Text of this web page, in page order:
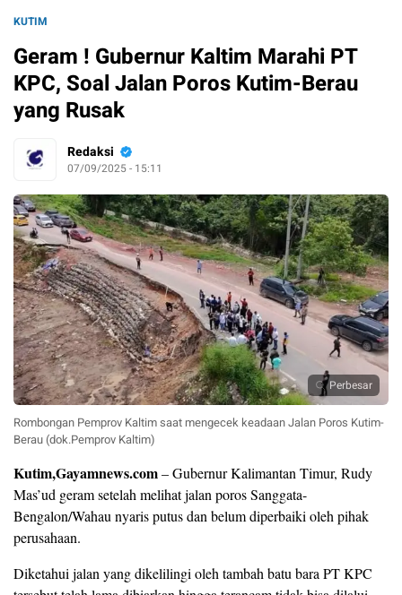
KUTIM
Geram ! Gubernur Kaltim Marahi PT
KPC, Soal Jalan Poros Kutim-Berau
yang Rusak
Redaksi
07/09/2025 - 15:11
Perbesar
Rombongan Pemprov Kaltim saat mengecek keadaan Jalan Poros Kutim-
Berau (dok.Pemprov Kaltim)
Kutim,Gayamnews.com– Gubernur Kalimantan Timur, Rudy
Mas’ud geram setelah melihat jalan poros Sanggata-
Bengalon/Wahau nyaris putus dan belum diperbaiki oleh pihak
perusahaan.
Diketahui jalan yang dikelilingi oleh tambah batu bara PT KPC